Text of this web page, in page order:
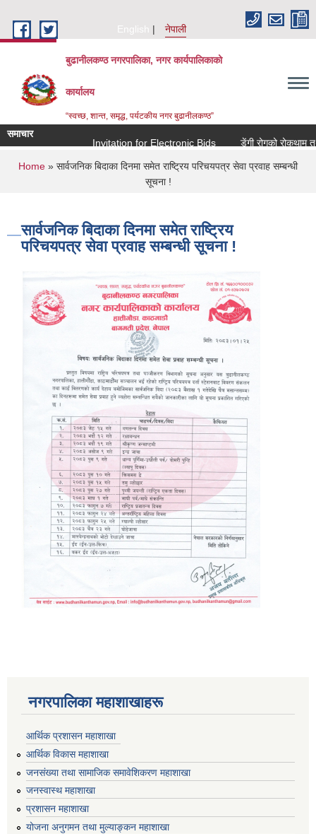
English
नेपाली
बुढानीलकण्ठ नगरपालिका, नगर कार्यपालिकाको
कार्यालय
“स्वच्छ, शान्त, समृद्ध, पर्यटकीय नगर बुढानीलकण्ठ”
समाचार
Invitation for Electronic Bids
डेंगी रोगको रोकथाम
You are here
Home » सार्वजनिक बिदाका दिनमा समेत राष्ट्रिय परिचयपत्र सेवा प्रवाह सम्बन्धी
सूचना !
सार्वजनिक बिदाका दिनमा समेत राष्ट्रिय
परिचयपत्र सेवा प्रवाह सम्बन्धी सूचना !
नगरपालिका महाशाखाहरू
आर्थिक प्रशासन महाशाखा
आर्थिक विकास महाशाखा
जनसंख्या तथा सामाजिक समावेशिकरण महाशाखा
जनस्वास्थ महाशाखा
प्रशासन महाशाखा
योजना अनुगमन तथा मुल्याङ्कन महाशाखा